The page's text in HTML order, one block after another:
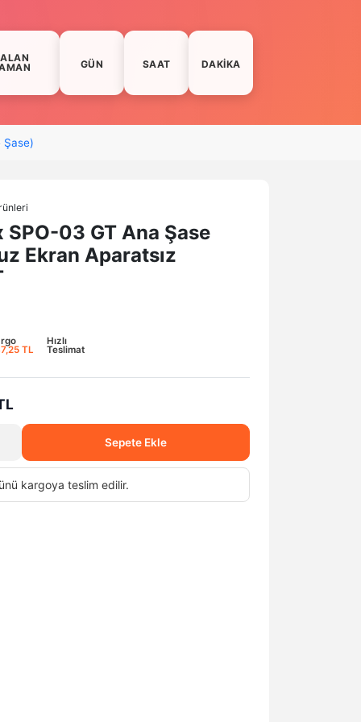
GÜN SAAT DAKIKA
Şase)
SPO-03 GT Ana Şase
Ekran Aparatsız
TL
Hızlı
Teslimat
Sepete Ekle
kargoya teslim edilir.